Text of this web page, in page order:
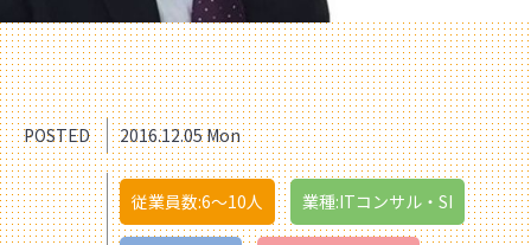
POSTED 2016.12.05 Mon
従業員数:6～10人 業種:ITコンサル・SI